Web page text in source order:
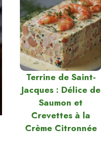
Terrine de Saint-
Jacques : Délice de
Saumon et
Crevettes à la
Crème Citronnée